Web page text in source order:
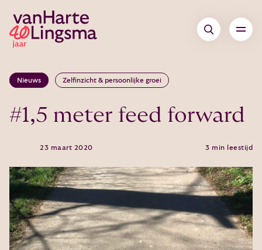
Nieuws Zelfinzicht & persoonlijke groei
#1,5 meter feed forward
23 maart 2020 3 min leestijd